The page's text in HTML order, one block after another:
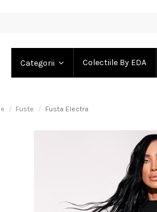
Categorii Colectiile By EDA
Fuste Fusta Electra